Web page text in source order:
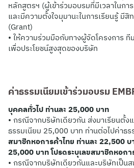
หลักสูตรฯ (ผู้เข้าร่วมอบรมที่มีเวลาในก
และมีความตั้งใจมุมานะในการเรียนรู้ มี
(Grant)
• ให้ความร่วมมือกับทางผู้จัดโครงการ
เพื่อประโยชน์สูงสุดของบริษัท
ค่าธรรมเนียมเข้าร่วมอบรม
บุคคลทั่วไป ท่านละ 25,000 บาท
• กรณีจากบริษัทเดียวกัน ส่งมาเรียนตั้ง
ธรรมเนียม 25,000 บาท ท่านต่อไปค่าธ
สมาชิกหอการค้าไทย ท่านละ 22,500 บ
25,000 บาทโปรดระบุเลขสมาชิกหอก
• กรณีจากบริษัทเดียวกันและบริษัทเป็นส